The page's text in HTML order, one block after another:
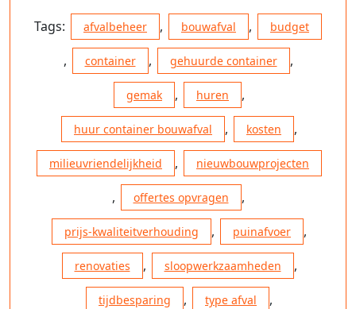
Tags: afvalbeheer , bouwafval , budget
, container , gehuurde container ,
gemak , huren ,
huur container bouwafval , kosten ,
milieuvriendelijkheid , nieuwbouwprojecten
, offertes opvragen ,
prijs-kwaliteitverhouding , puinafvoer ,
renovaties , sloopwerkzaamheden ,
tijdbesparing , type afval ,